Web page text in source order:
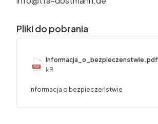
Pliki do pobrania
Informacja_o_bezpieczenstwie.pdf
kB
Informacja o bezpieczeństwie